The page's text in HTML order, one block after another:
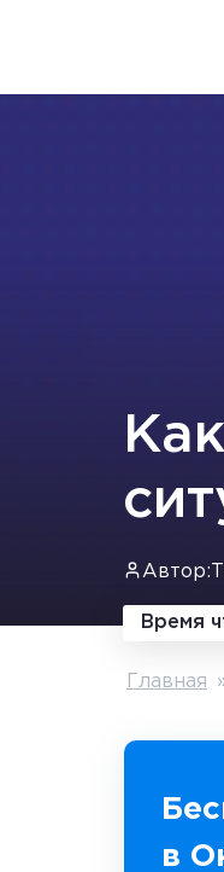
Автор:
Время
Главная
в